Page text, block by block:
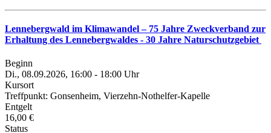
Lennebergwald im Klimawandel – 75 Jahre Zweckverband zur
Erhaltung des Lennebergwaldes - 30 Jahre Naturschutzgebiet
Beginn
Di., 08.09.2026, 16:00 - 18:00 Uhr
Kursort
Treffpunkt: Gonsenheim, Vierzehn-Nothelfer-Kapelle
Entgelt
16,00 €
Status